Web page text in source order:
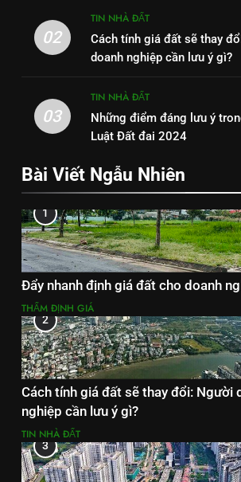
02
TIN NHÀ ĐẤT
Cách tính giá đất sẽ thay
doanh nghiệp cần lưu ý gì?
03
TIN NHÀ ĐẤT
Những điểm đáng lưu ý
Luật Đất đai 2024
Bài Viết Ngẫu Nhiên
1
Đẩy nhanh định giá đất cho doanh
THẨM ĐỊNH GIÁ
2
Cách tính giá đất sẽ thay đổi: Người
nghiệp cần lưu ý gì?
TIN NHÀ ĐẤT
3